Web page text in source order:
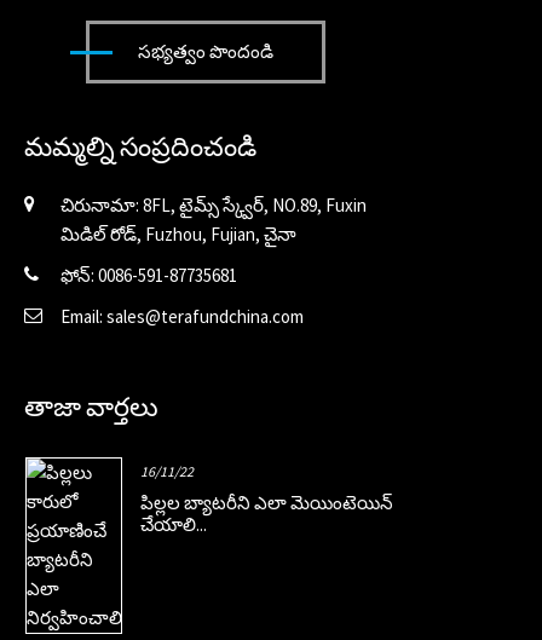
సభ్యత్వం పొందండి
మమ్మల్ని సంప్రదించండి
చిరునామా: 8FL, టైమ్స్ స్క్వేర్, NO.89, Fuxin
మిడిల్ రోడ్, Fuzhou, Fujian, చైనా
ఫోన్: 0086-591-87735681
Email: sales@terafundchina.com
తాజా వార్తలు
16/11/22
పిల్లల బ్యాటరీని ఎలా మెయింటెయిన్
చేయాలి...